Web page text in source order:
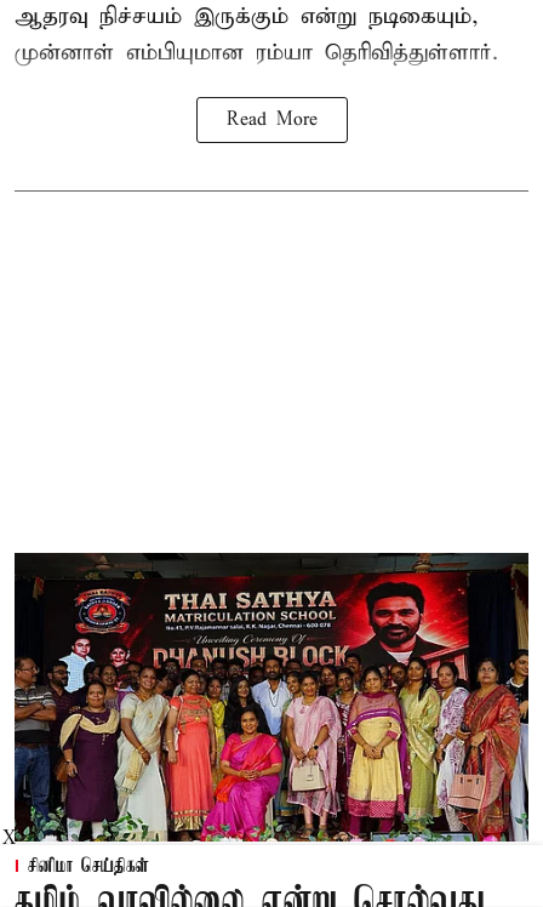
ஆதரவு நிச்சயம் இருக்கும் என்று நடிகையும்,
முன்னாள் எம்பியுமான ரம்யா தெரிவித்துள்ளார்.
Read More
சினிமா செய்திகள்
X